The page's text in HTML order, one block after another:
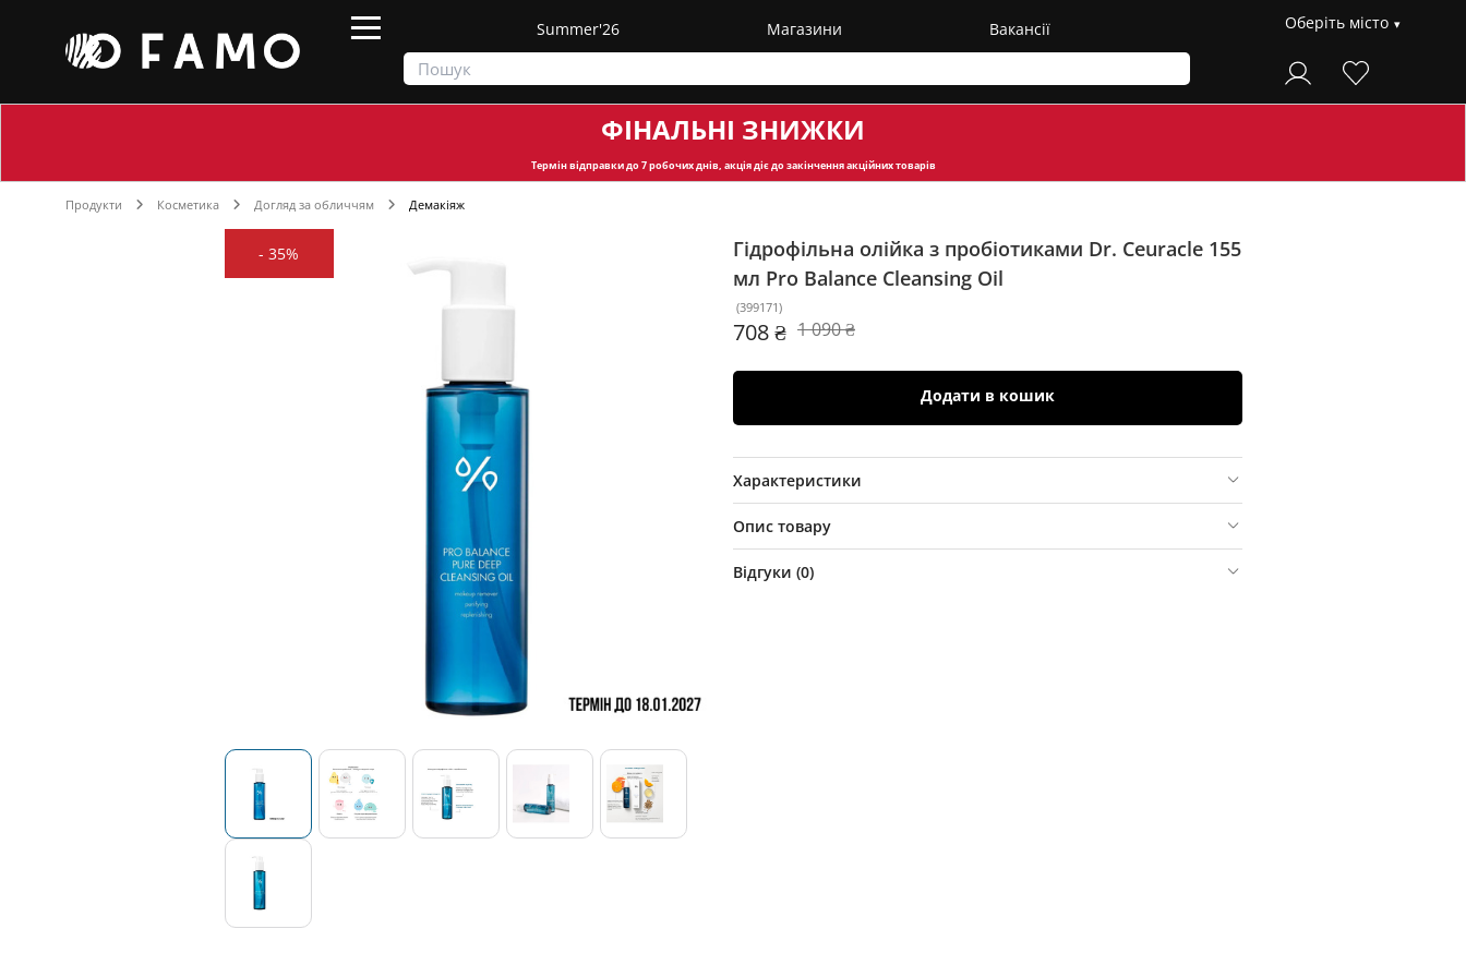
Summer'26 Магазини Вакансії Оберіть місто
ФІНАЛЬНІ ЗНИЖКИ
Термін відправкидо 7 робочих днів, акція діє до закінчення акційних товарів
Продукти Косметика Догляд за обличчям Демакіяж
- 35%
Гідрофільна олійка з пробіотиками Dr. Ceuracle 155
мл Pro Balance Cleansing Oil
(399171)
708 ₴ 1 090 ₴
Додати в кошик
Характеристики
Опис товару
Відгуки (0)